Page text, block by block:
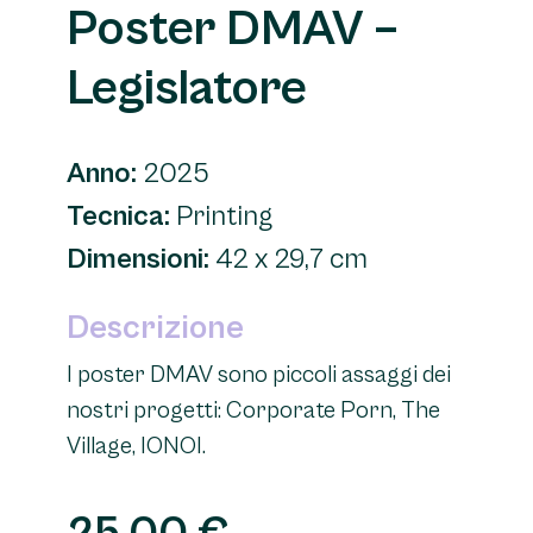
Poster DMAV –
Legislatore
Anno: 2025
Tecnica: Printing
Dimensioni: 42 x 29,7 cm
Descrizione
I poster DMAV sono piccoli assaggi dei
nostri progetti: Corporate Porn, The
Village, IONOI.